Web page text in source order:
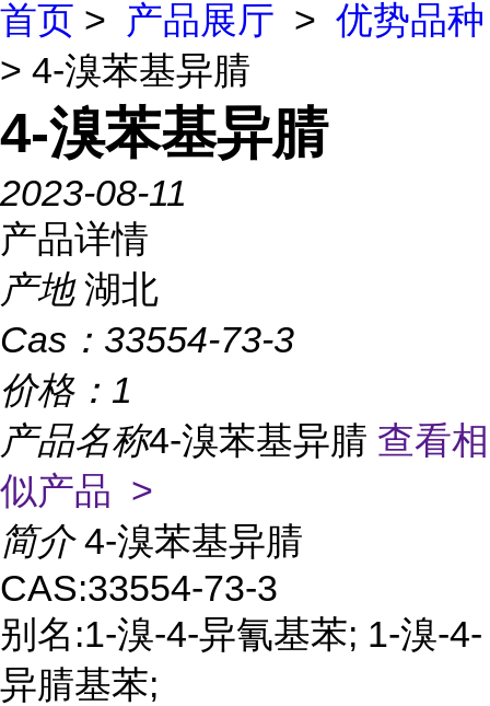
首页 > 产品展厅 > 优势品种
> 4-溴苯基异腈
4-溴苯基异腈
2023-08-11
产品详情
产地 湖北
Cas： 33554-73-3
价格： 1
产品名称4-溴苯基异腈 查看相
似产品 >
简介 4-溴苯基异腈
CAS:33554-73-3
别名:1-溴-4-异氰基苯; 1-溴-4-
异腈基苯;